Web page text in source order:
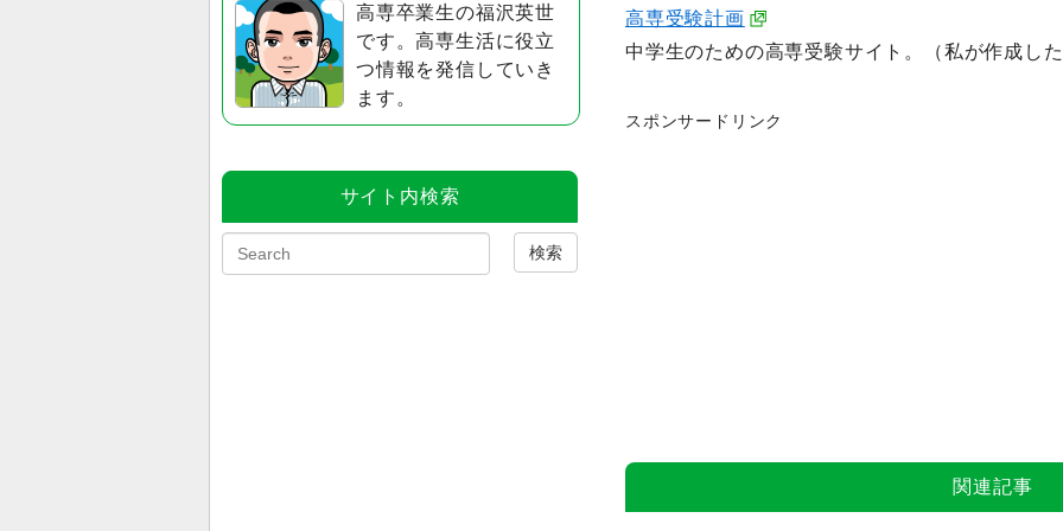
高専受験計画
中学生のための高専受験サイト。（私が作成した
スポンサードリンク
関連記事
高専卒業生の福沢英世
です。高専生活に役立
つ情報を発信していき
ます。
サイト内検索
検索